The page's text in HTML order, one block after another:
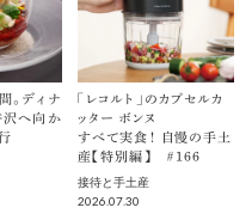
。ディナ
沢へ向か
「レコルト」のカプセルカ
ッター ボンヌ
すべて実食！ 自慢の手土
産【特別編】 ＃166
接待と手土産
2026.07.30